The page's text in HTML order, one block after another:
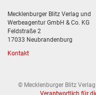
Mecklenburger Blitz Verlag und
Werbeagentur GmbH & Co. KG
Feldstraße 2
17033 Neubrandenburg
Kontakt
© Mecklenburger Blitz
Verantwortlich für